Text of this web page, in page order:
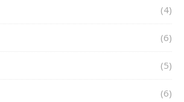
(4)
(6)
(5)
(6)